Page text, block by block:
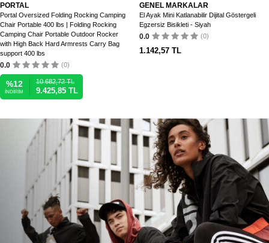
PORTAL
Portal Oversized Folding Rocking Camping
Chair Portable 400 lbs | Folding Rocking
Camping Chair Portable Outdoor Rocker
with High Back Hard Armrests Carry Bag
support 400 lbs
0.0 (0)
%12
İNDIRIM
10.682,72TL
9.425,85 TL
GENEL MARKALAR
El Ayak Mini Katlanabilir Dijital Göstergeli
Egzersiz Bisikleti - Siyah
0.0 (0)
1.142,57TL